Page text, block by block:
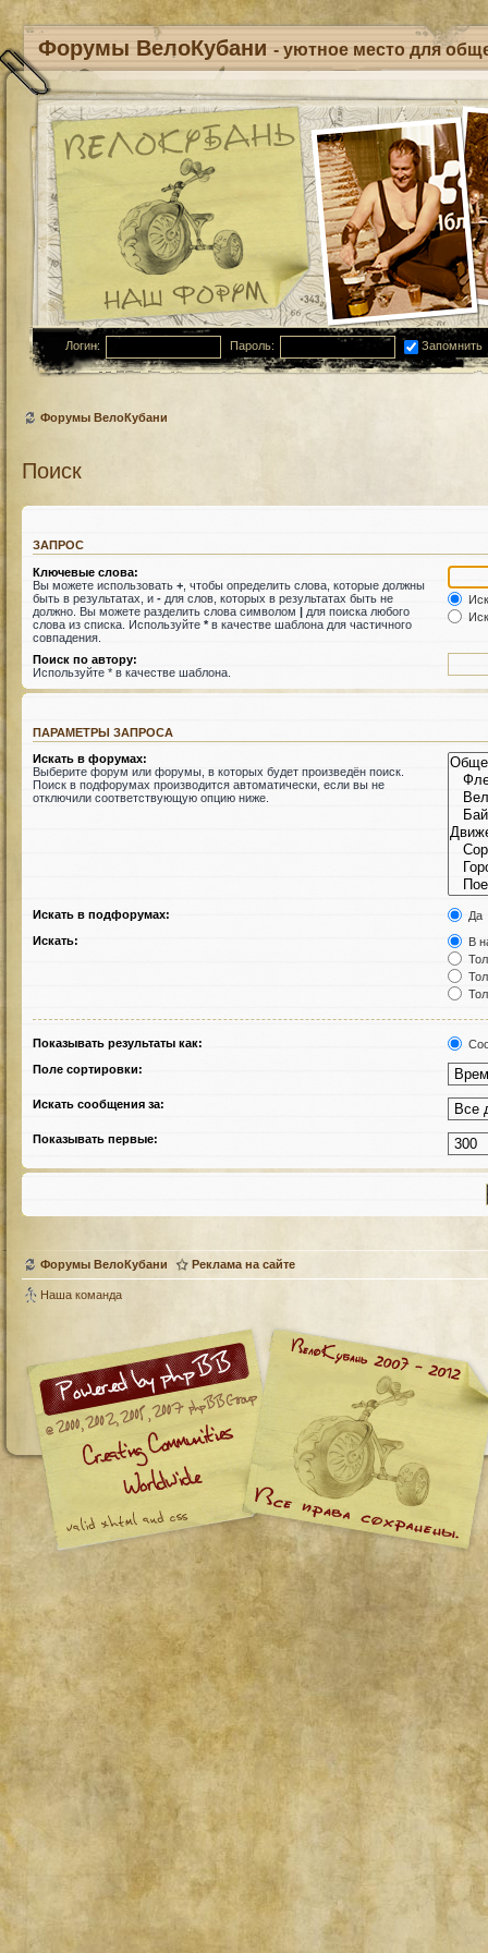
Форумы ВелоКубани - уютное место для
Логин: Пароль: Запомнить
Форумы ВелоКубани
Поиск
ЗАПРОС
Ключевые слова:
Вы можете использовать + , чтобы определить слова, которые должны
быть в результатах, и - для слов, которых в результатах быть не
должно. Вы можете разделить слова символом | для поиска любого
слова из списка. Используйте *в качестве шаблона для частичного
совпадения.
Поиск по автору:
Используйте * в качестве шаблона.
ПАРАМЕТРЫ ЗАПРОСА
Искать в форумах:
Выберите форум или форумы, в которых будет произведён поиск.
Поиск в подфорумах производится автоматически, если вы не
отключили соответствующую опцию ниже.
Искать в подфорумах:
Да
Искать:
В
Показывать результаты как:
Поле сортировки:
Искать сообщения за:
Показывать первые:
Форумы ВелоКубани Реклама на сайте
Наша команда